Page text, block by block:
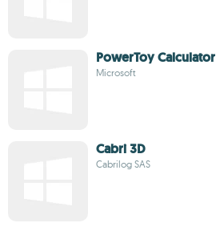
PowerToy Calculator
Microsoft
Cabri 3D
Cabrilog SAS